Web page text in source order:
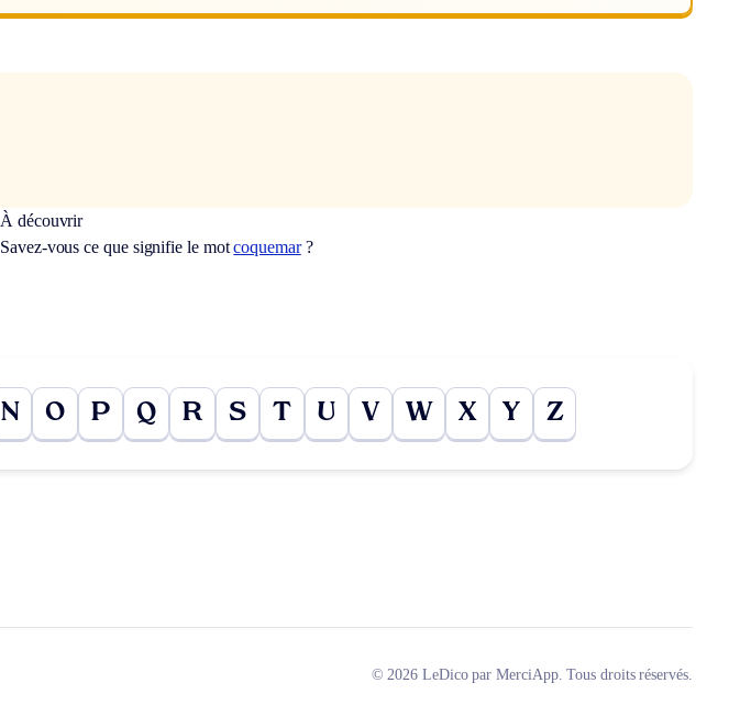
À découvrir
Savez-vous ce que signifie le motcoquemar?
N O P Q R S T U V W X Y Z
© 2026 LeDico par MerciApp. Tous droits réservés.